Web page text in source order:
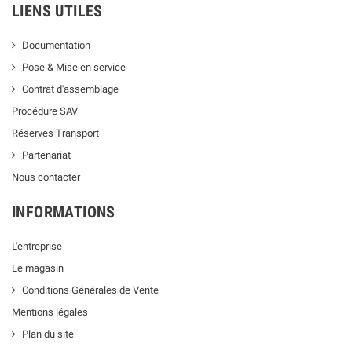
LIENS UTILES
Documentation
Pose & Mise en service
Contrat d'assemblage
Procédure SAV
Réserves Transport
Partenariat
Nous contacter
INFORMATIONS
L'entreprise
Le magasin
Conditions Générales de Vente
Mentions légales
Plan du site